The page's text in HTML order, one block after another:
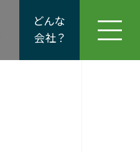
どんな
会社？